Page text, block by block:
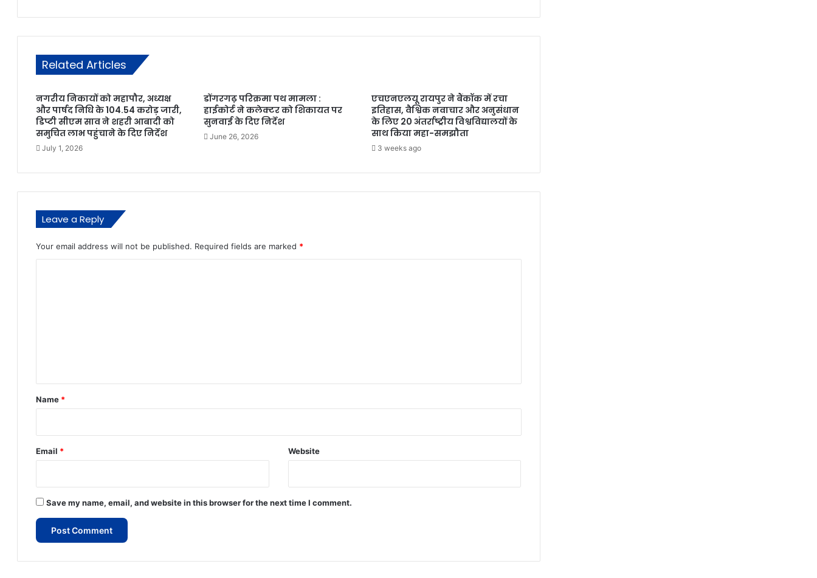
Related Articles
नगरीय निकायों को महापौर, अध्यक्ष
और पार्षद निधि के 104.54 करोड़ जारी,
डिप्टी सीएम साव ने शहरी आबादी को
समुचित लाभ पहुंचाने के दिए निर्देश
July 1, 2026
डोंगरगढ़ परिक्रमा पथ मामला :
हाईकोर्ट ने कलेक्टर को शिकायत पर
सुनवाई के दिए निर्देश
June 26, 2026
एचएनएलयू रायपुर ने बैंकॉक में रचा
इतिहास, वैश्विक नवाचार और अनुसंधान
के लिए 20 अंतर्राष्ट्रीय विश्वविद्यालयों के
साथ किया महा-समझौता
3 weeks ago
Leave a Reply
Your email address will not be published. Required fields are marked *
*
Name *
Email * Website
Save my name, email, and website in this browser for the next time I comment.